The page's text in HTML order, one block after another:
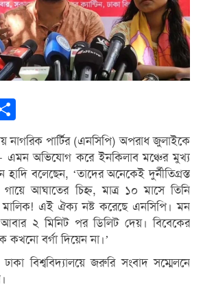
নাগরিক পার্টির (এনসিপি) অপরাধ জুলাইকে
এমন অভিযোগ করে ইনকিলাব মঞ্চের মুখ্য
বলেছেন, ‘তাদের অনেকেই দুর্নীতিগ্রস্ত
গায়ে আঘাতের চিহ্ন, মাত্র ১০ মাসে তিনি
মালিক! এই ঐক্য নষ্ট করেছে এনসিপি। মন
২ মিনিট পর ডিলিট দেয়। বিবেকের
কখনো বর্গা দিয়েন না।’
বিশ্ববিদ্যালয়ে জরুরি সংবাদ সম্মেলনে